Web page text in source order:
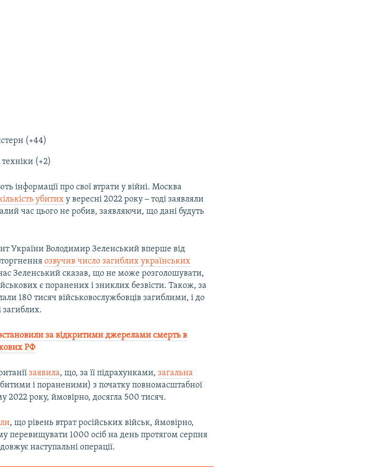
(+44)
техніки (+2)
інформації про свої втрати у війні. Москва
убитих у вересні 2022 року ‒ тоді заявляли
час цього не робив, заявляючи, що дані будуть
України Володимир Зеленський вперше від
озвучив число загиблих українських
Зеленський сказав, що не може розголошувати,
є поранених і зниклих безвісти. Також, за
180 тисяч військовослужбовців загиблими, і до
загиблих.
за відкритими джерелами смерть в
РФ
заявила, що, за її підрахунками,загальна
і пораненими) з початку повномасштабної
2022 року, ймовірно, досягла 500 тисяч.
, що рівень втрат російських військ, ймовірно,
перевищувати 1000 осіб на день протягом серпня
наступальні операції.